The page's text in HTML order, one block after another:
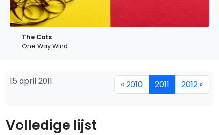
The Cats
One Way Wind
15 april 2011 « 2010 2011 2012 »
Volledige lijst